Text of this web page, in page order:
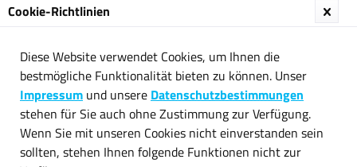
Cookie-Richtlinien
Diese Website verwendet Cookies, um Ihnen die
bestmögliche Funktionalität bieten zu können. Unser
Impressum und unsere Datenschutzbestimmungen
stehen für Sie auch ohne Zustimmung zur Verfügung.
Wenn Sie mit unseren Cookies nicht einverstanden sein
sollten, stehen Ihnen folgende Funktionen nicht zur